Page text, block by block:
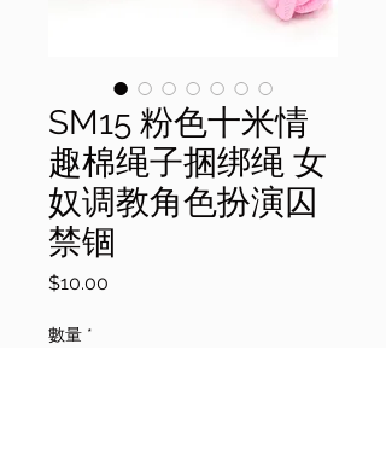
SM15 粉色十米情
趣棉绳子捆绑绳 女
奴调教角色扮演囚
禁锢
$10.00
數量 *